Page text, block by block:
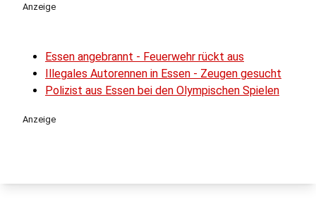
Anzeige
Essen angebrannt - Feuerwehr rückt aus
Illegales Autorennen in Essen - Zeugen gesucht
Polizist aus Essen bei den Olympischen Spielen
Anzeige